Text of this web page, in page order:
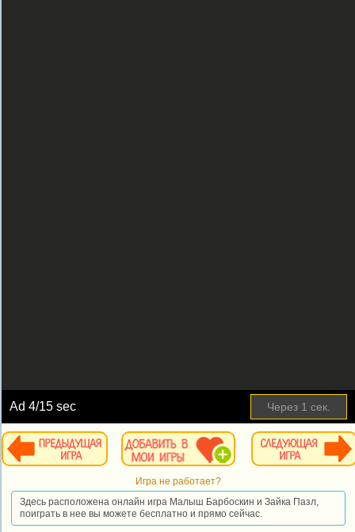
Ad4/15 sec Через 1 сек.
Игра не работает?
Здесь расположена онлайн игра Малыш Барбоскин и Зайка Пазл,
поиграть в нее вы можете бесплатно и прямо сейчас.